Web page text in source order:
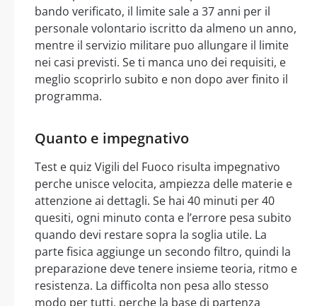
bando verificato, il limite sale a 37 anni per il
personale volontario iscritto da almeno un anno,
mentre il servizio militare puo allungare il limite
nei casi previsti. Se ti manca uno dei requisiti, e
meglio scoprirlo subito e non dopo aver finito il
programma.
Quanto e impegnativo
Test e quiz Vigili del Fuoco risulta impegnativo
perche unisce velocita, ampiezza delle materie e
attenzione ai dettagli. Se hai 40 minuti per 40
quesiti, ogni minuto conta e l’errore pesa subito
quando devi restare sopra la soglia utile. La
parte fisica aggiunge un secondo filtro, quindi la
preparazione deve tenere insieme teoria, ritmo e
resistenza. La difficolta non pesa allo stesso
modo per tutti, perche la base di partenza